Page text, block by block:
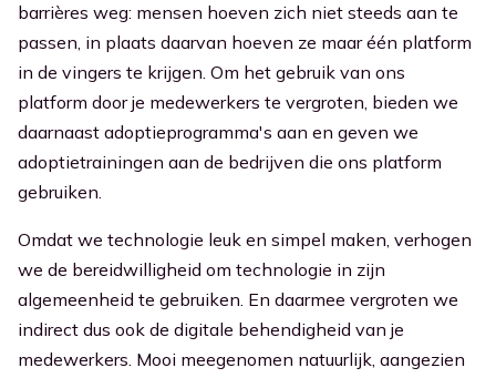
barrières weg: mensen hoeven zich niet steeds aan te
passen, in plaats daarvan hoeven ze maar één platform
in de vingers te krijgen. Om het gebruik van ons
platform door je medewerkers te vergroten, bieden we
daarnaast adoptieprogramma's aan en geven we
adoptietrainingen aan de bedrijven die ons platform
gebruiken.
Omdat we technologie leuk en simpel maken, verhogen
we de bereidwilligheid om technologie in zijn
algemeenheid te gebruiken. En daarmee vergroten we
indirect dus ook de digitale behendigheid van je
medewerkers. Mooi meegenomen natuurlijk, aangezien